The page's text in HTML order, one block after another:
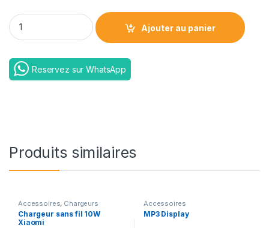
WIWU Hali Travel Pouch H1 quantity
Ajouter au panier
Reservez sur WhatsApp
Produits similaires
Accessoires Chargeurs
Chargeur sans fil 10W
Xiaomi
Accessoires
MP3 Display